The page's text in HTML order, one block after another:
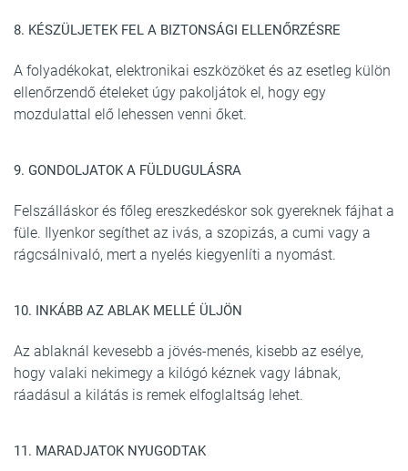
8. KÉSZÜLJETEK FEL A BIZTONSÁGI ELLENŐRZÉSRE
A folyadékokat, elektronikai eszközöket és az esetleg külön
ellenőrzendő ételeket úgy pakoljátok el, hogy egy
mozdulattal elő lehessen venni őket.
9. GONDOLJATOK A FÜLDUGULÁSRA
Felszálláskor és főleg ereszkedéskor sok gyereknek fájhat a
füle. Ilyenkor segíthet az ivás, a szopizás, a cumi vagy a
rágcsálnivaló, mert a nyelés kiegyenlíti a nyomást.
10. INKÁBB AZ ABLAK MELLÉ ÜLJÖN
Az ablaknál kevesebb a jövés-menés, kisebb az esélye,
hogy valaki nekimegy a kilógó kéznek vagy lábnak,
ráadásul a kilátás is remek elfoglaltság lehet.
11. MARADJATOK NYUGODTAK